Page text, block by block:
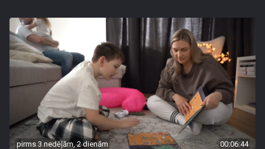
pirms 3 nedēļām, 2 dienām 00:06:44